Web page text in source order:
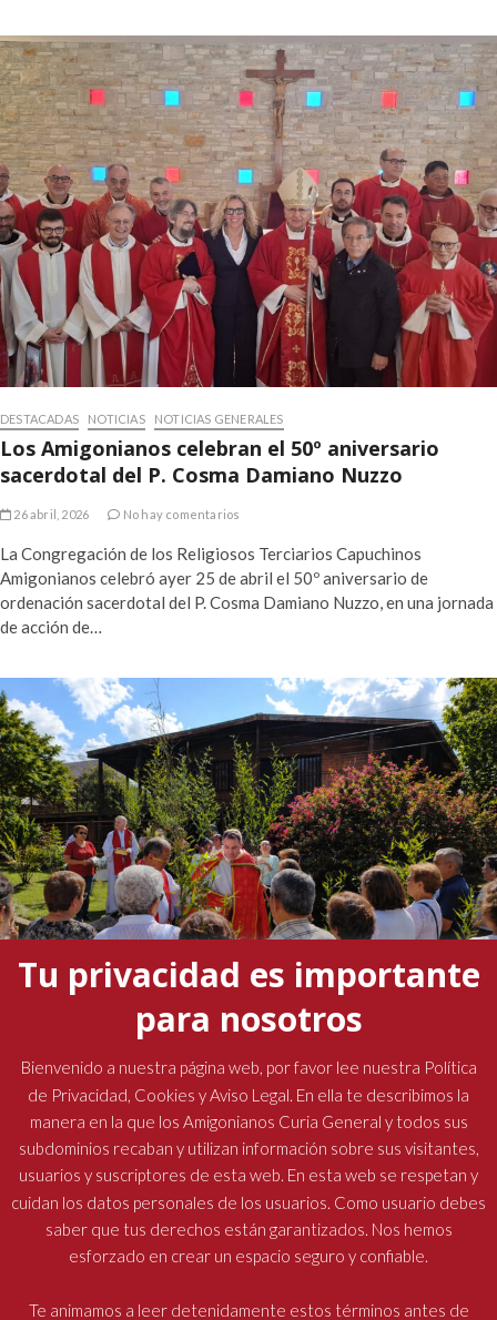
DESTACADAS NOTICIAS NOTICIAS GENERALES
Los Amigonianos celebran el 50º aniversario
sacerdotal del P. Cosma Damiano Nuzzo
26 abril, 2026 No hay comentarios
La Congregación de los Religiosos Terciarios Capuchinos
Amigonianos celebró ayer 25 de abril el 50º aniversario de
ordenación sacerdotal del P. Cosma Damiano Nuzzo, en una jornada
de acción de…
La presencia del padre general marcó la Semana Santa
en las comunidades amigonianas
19 abril, 2026 No hay comentarios
Tu privacidad es importante
para nosotros
Bienvenido a nuestra página web, por favor lee nuestra Política
de Privacidad, Cookies y Aviso Legal. En ella te describimos la
manera en la que los Amigonianos Curia General y todos sus
subdominios recaban y utilizan información sobre sus visitantes,
usuarios y suscriptores de esta web. En esta web se respetan y
cuidan los datos personales de los usuarios. Como usuario debes
saber que tus derechos están garantizados. Nos hemos
esforzado en crear un espacio seguro y confiable.
Te animamos a leer detenidamente estos términos antes de